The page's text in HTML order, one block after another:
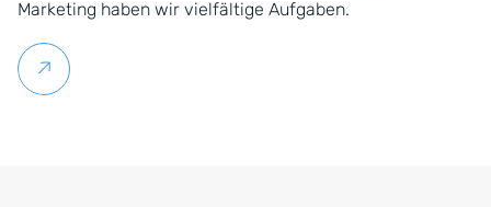
Marketing haben wir vielfältige Aufgaben.
Weiterlesen